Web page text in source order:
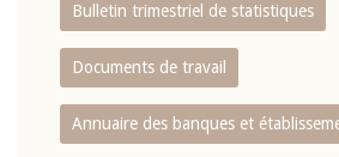
Bulletin trimestriel de statistiques
Documents de travail
Annuaire des banques et